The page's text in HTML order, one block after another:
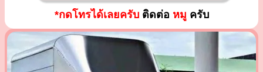
*กดโทรได้เลยครับติดต่อ หมู ครับ